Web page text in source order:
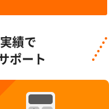
績で
ポート